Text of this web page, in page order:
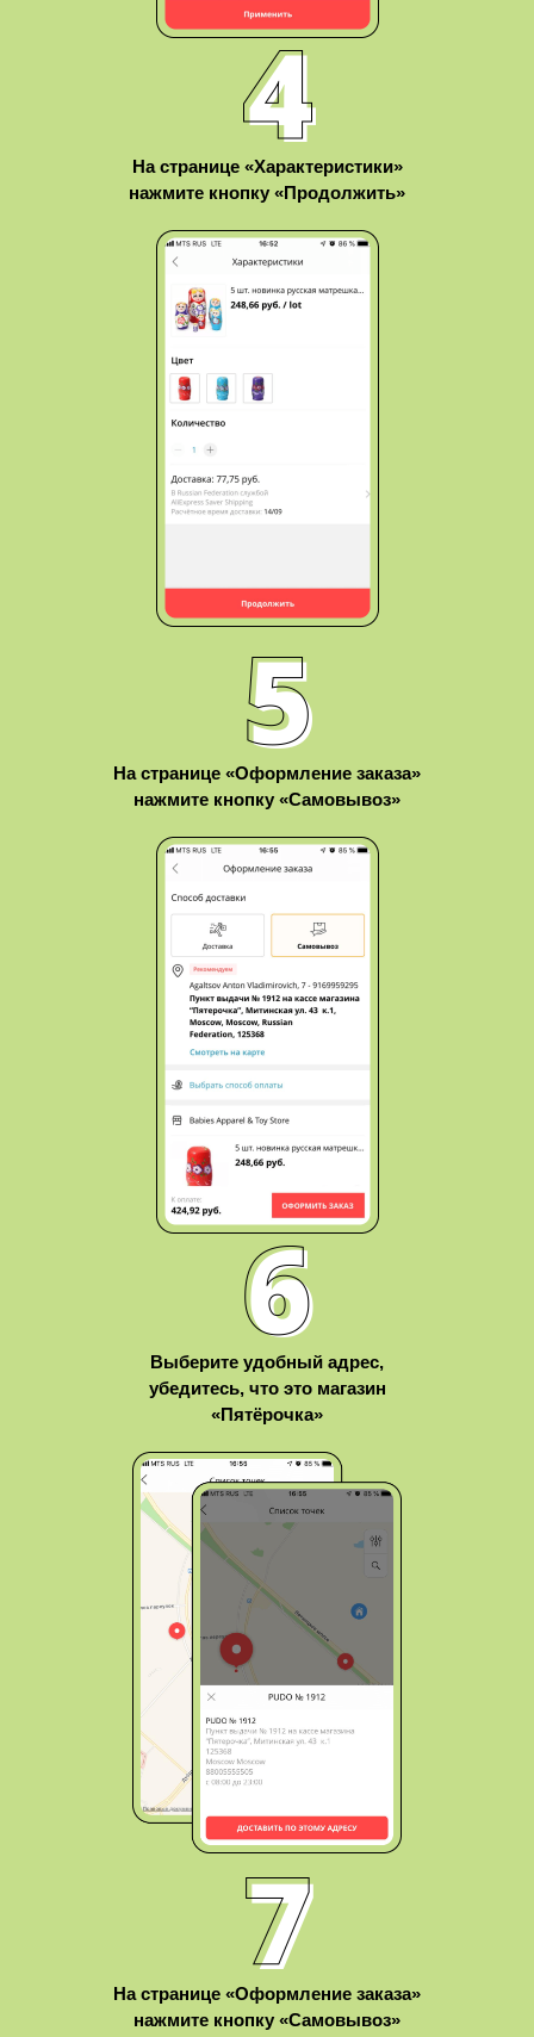
На странице «Характеристики»
нажмите кнопку «Продолжить»
На странице «Оформление заказа»
нажмите кнопку «Самовывоз»
Выберите удобный адрес,
убедитесь, что это магазин
«Пятёрочка»
На странице «Оформление заказа»
нажмите кнопку «Самовывоз»